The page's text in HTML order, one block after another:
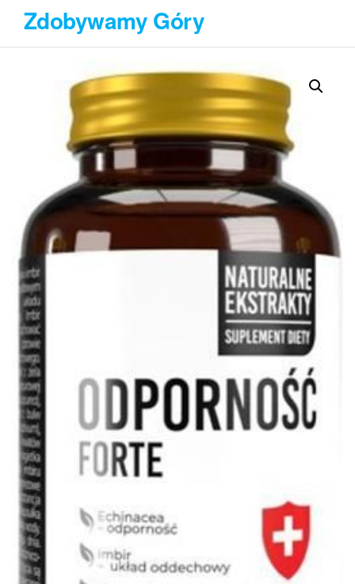
Przejdź
treści
Zdobywamy Góry